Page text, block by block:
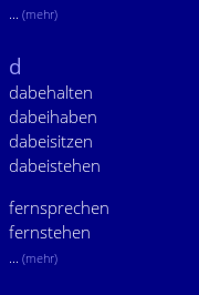
... (mehr)
d
dabehalten
dabeihaben
dabeisitzen
dabeistehen
fernsprechen
fernstehen
... (mehr)